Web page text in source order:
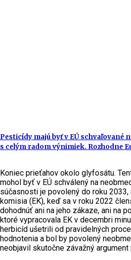
Pesticídy majú byť v EÚ schvaľované
s celým radom výnimiek. Rozhodne
Koniec prieťahov okolo glyfosátu.
mohol byť v EÚ schválený na
súčasnosti je povolený do roku
komisia (EK), keď sa v roku 2022
dohodnúť ani na jeho zákaze, ani na
ktoré vypracovala EK v decembri
herbicíd ušetrili od pravidelných
hodnotenia a bol by povolený
neobjavil skutočne závažný argument